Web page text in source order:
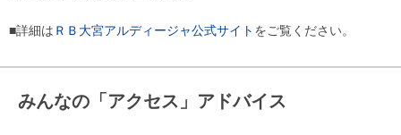
■詳細は ＲＢ大宮アルディージャ公式サイト をご覧ください。
みんなの「アクセス」アドバイス